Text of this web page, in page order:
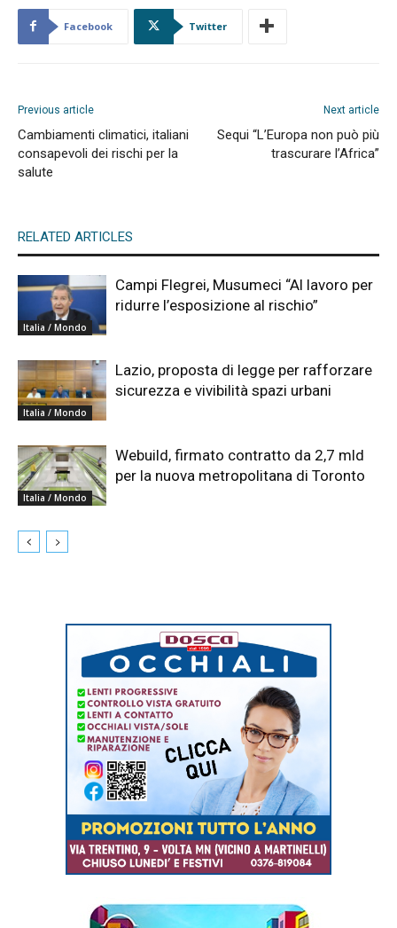
Facebook Twitter
Previous article
Cambiamenti climatici, italiani
consapevoli dei rischi per la
salute
Next article
Sequi “L’Europa non può più
trascurare l’Africa”
RELATED ARTICLES
Italia / Mondo
Campi Flegrei, Musumeci “Al lavoro per
ridurre l’esposizione al rischio”
Italia / Mondo
Lazio, proposta di legge per rafforzare
sicurezza e vivibilità spazi urbani
Italia / Mondo
Webuild, firmato contratto da 2,7 mld
per la nuova metropolitana di Toronto